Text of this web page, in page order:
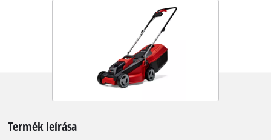
Termék leírása